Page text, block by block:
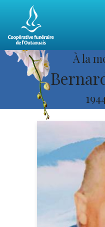
À la